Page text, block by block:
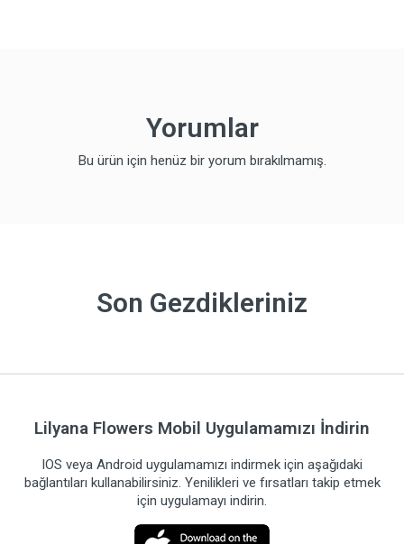
Yorumlar
Bu ürün için henüz bir yorum bırakılmamış.
Son Gezdikleriniz
Lilyana Flowers Mobil Uygulamamızı İndirin
IOS veya Android uygulamamızı indirmek için aşağıdaki
bağlantıları kullanabilirsiniz. Yenilikleri ve fırsatları takip etmek
için uygulamayı indirin.